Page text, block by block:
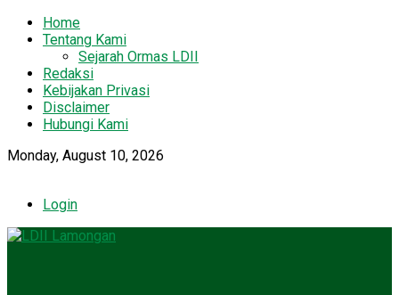
Home
Tentang Kami
Sejarah Ormas LDII
Redaksi
Kebijakan Privasi
Disclaimer
Hubungi Kami
Monday, August 10, 2026
Login